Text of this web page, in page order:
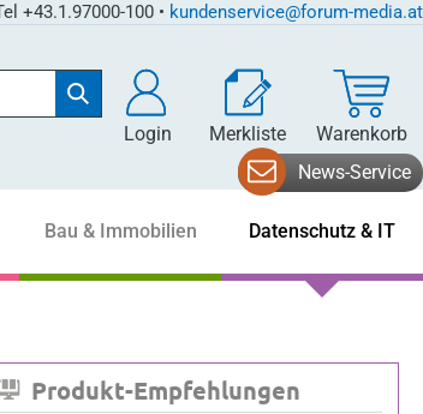
+43.1.97000-100 • kundenservice@forum-media.at
Login Merkliste Warenkorb
News-Service
Bau & Immobilien Datenschutz & IT
Produkt-Empfehlungen